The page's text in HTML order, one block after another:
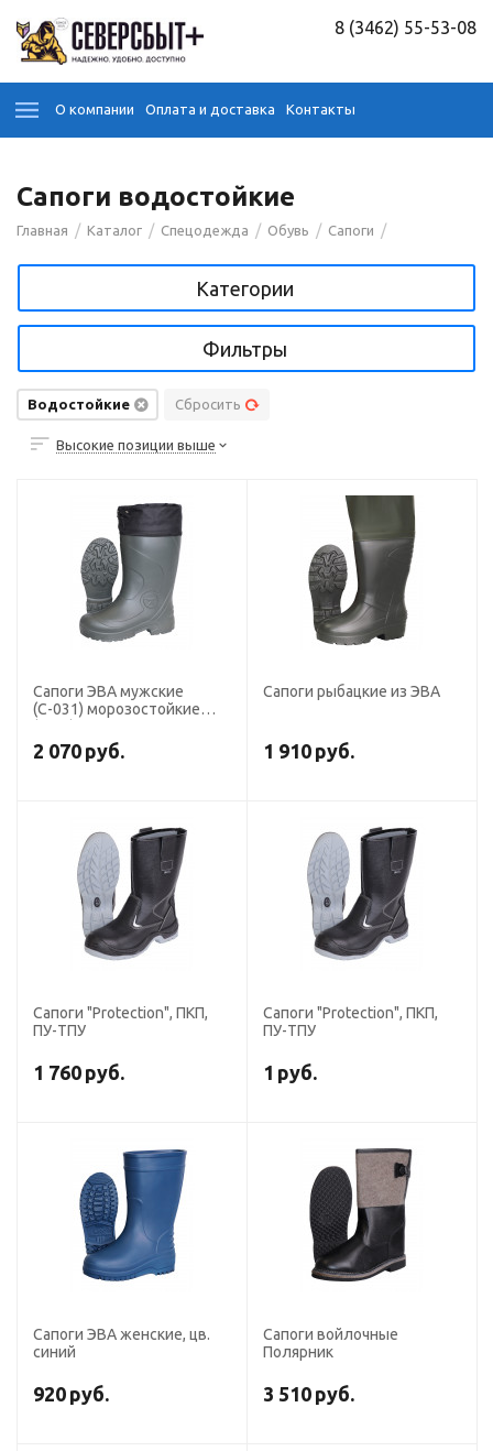
8 (3462) 55-53-08
О компании Оплата и доставка Контакты
Сапоги водостойкие
Главная / Каталог / Спецодежда / Обувь / Сапоги /
Категории
Фильтры
Водостойкие Сбросить
Высокие позиции выше
Сапоги ЭВА мужские
(С-031) морозостойкие
манжетой, цв. Оливковый
2 070 руб.
Сапоги рыбацкие из ЭВА
1 910 руб.
Сапоги "Protection", ПКП,
ПУ-ТПУ
1 760 руб.
Сапоги "Protection", ПКП,
ПУ-ТПУ
1 руб.
Сапоги ЭВА женские, цв.
синий
920 руб.
Сапоги войлочные
Полярник
3 510 руб.